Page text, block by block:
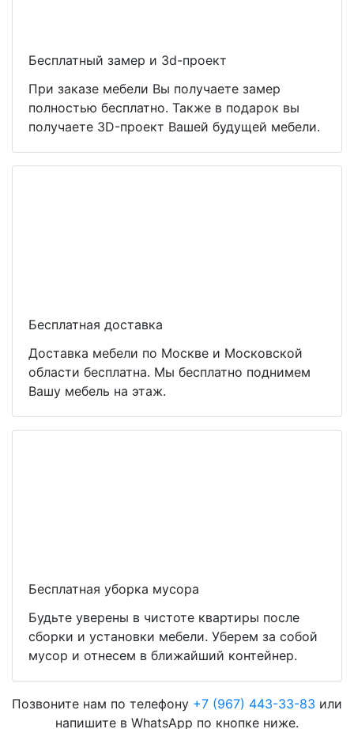
Бесплатный замер и 3d-проект
При заказе мебели Вы получаете замер
полностью бесплатно. Также в подарок вы
получаете 3D-проект Вашей будущей мебели.
Бесплатная доставка
Доставка мебели по Москве и Московской
области бесплатна. Мы бесплатно поднимем
Вашу мебель на этаж.
Бесплатная уборка мусора
Будьте уверены в чистоте квартиры после
сборки и установки мебели. Уберем за собой
мусор и отнесем в ближайший контейнер.
Позвоните нам по телефону +7 (967) 443-33-83 или
напишите в WhatsApp по кнопке ниже.